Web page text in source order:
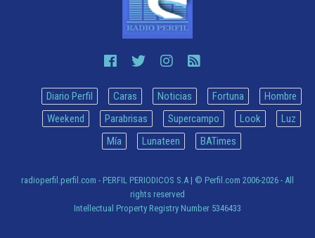
Diario Perfil Caras Noticias Fortuna
Hombre
Weekend
Parabrisas Supercampo Look
Luz
Mía
Lunateen BATimes
radioperfil.perfil.com - PERFIL PERIODICOS S.A | © Perfil.com 2006-2026 - All
rights reserved
Intellectual Property Registry Number 5346433